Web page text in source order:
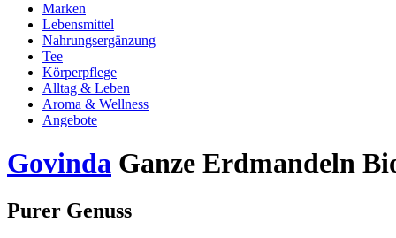
Marken
Lebensmittel
Nahrungsergänzung
Tee
Körperpflege
Alltag & Leben
Aroma & Wellness
Angebote
Govinda Ganze Erdmandeln
Purer Genuss